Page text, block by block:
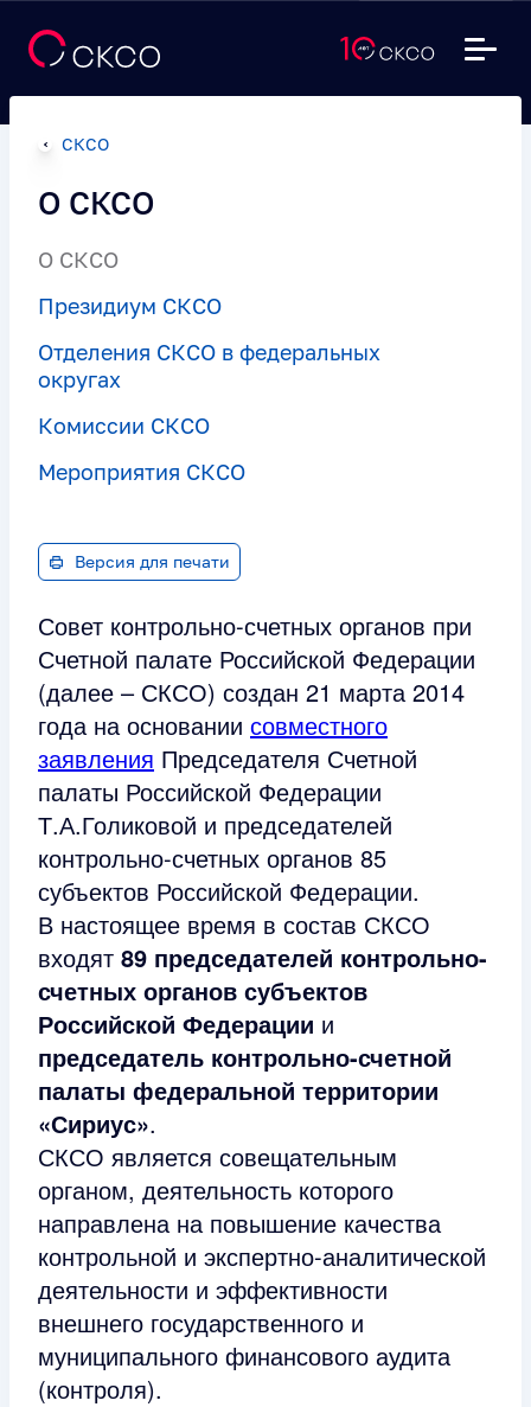
СКСО
О СКСО
О СКСО
Президиум СКСО
Отделения СКСО в федеральных
округах
Комиссии СКСО
Мероприятия СКСО
Версия для печати
Совет контрольно-счетных органов при
Счетной палате Российской Федерации
(далее – СКСО) создан 21 марта 2014
года на основании совместного
заявления Председателя Счетной
палаты Российской Федерации
Т.А.Голиковой и председателей
контрольно-счетных органов 85
субъектов Российской Федерации.
В настоящее время в состав СКСО
входят 89 председателей контрольно-
счетных органов субъектов
Российской Федерации и
председатель контрольно-счетной
палаты федеральной территории
«Сириус».
СКСО является совещательным
органом, деятельность которого
направлена на повышение качества
контрольной и экспертно-аналитической
деятельности и эффективности
внешнего государственного и
муниципального финансового аудита
(контроля).